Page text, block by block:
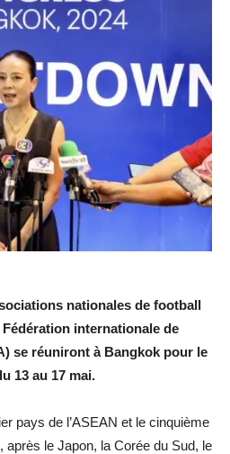
nationales de football
internationale de
se réuniront à Bangkok pour le
13 au 17 mai.
pays de l’ASEAN et le cinquième
après le Japon, la Corée du Sud, le